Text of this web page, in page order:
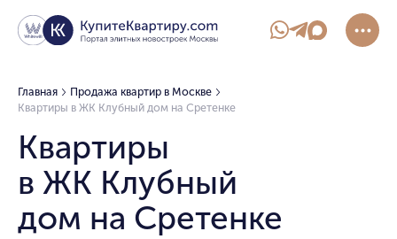
Главная
Продажа квартир в Москве
Квартиры в ЖК Клубный дом на Сретенке
Квартиры
в ЖК Клубный
дом на Сретенке